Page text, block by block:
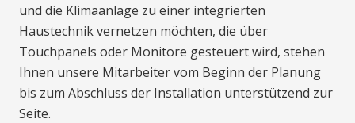
und die Klimaanlage zu einer integrierten
Haustechnik vernetzen möchten, die über
Touchpanels oder Monitore gesteuert wird, stehen
Ihnen unsere Mitarbeiter vom Beginn der Planung
bis zum Abschluss der Installation unterstützend zur
Seite.